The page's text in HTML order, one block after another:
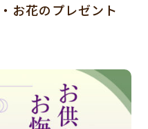
お花のプレゼント